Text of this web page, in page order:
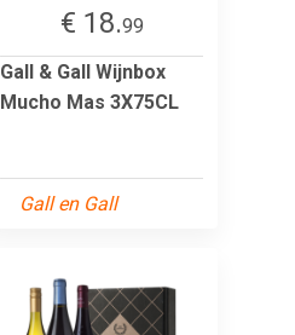
€ 18.99
Gall & Gall Wijnbox
Mucho Mas 3X75CL
Gall en Gall